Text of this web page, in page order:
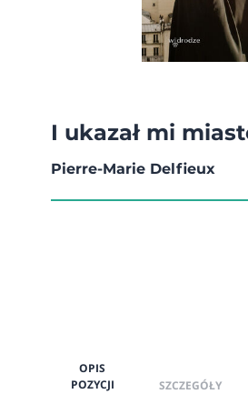
I ukazał mi
Pierre-Marie Delfieux
OPIS
POZYCJI
SZCZEGÓŁY